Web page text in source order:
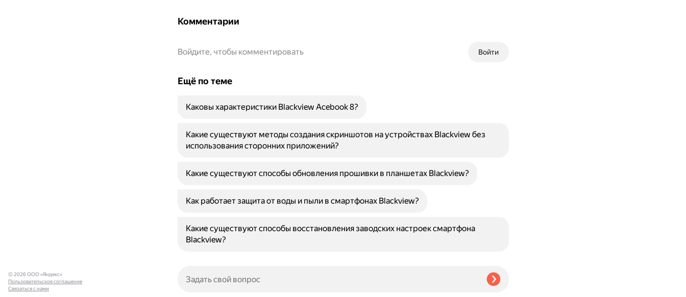
Комментарии
Войти
Войдите, чтобы комментировать
Ещё по теме
Каковы характеристики Blackview Acebook 8?
Какие существуют методы создания скриншотов на устройствах Blackview без
использования сторонних приложений?
Какие существуют способы обновления прошивки в планшетах Blackview?
Как работает защита от воды и пыли в смартфонах Blackview?
Какие существуют способы восстановления заводских настроек смартфона
Blackview?
© 2026 ООО «Яндекс»
Пользовательское соглашение
Связаться с нами